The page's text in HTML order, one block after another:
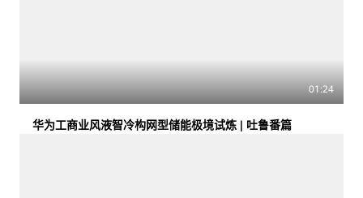
01:24
华为工商业风液智冷构网型储能极境试炼 | 吐鲁番篇